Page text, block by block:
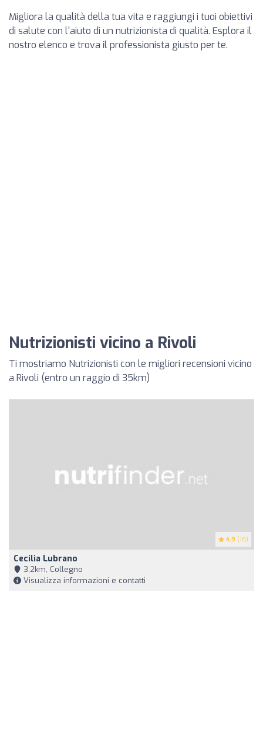
Migliora la qualità della tua vita e raggiungi i tuoi obiettivi
di salute con l'aiuto di un nutrizionista di qualità. Esplora il
nostro elenco e trova il professionista giusto per te.
Nutrizionisti vicino a Rivoli
Ti mostriamo Nutrizionisti con le migliori recensioni vicino
a Rivoli (entro un raggio di 35km)
4.9 (18)
Cecilia Lubrano
3,2km, Collegno
Visualizza informazioni e contatti